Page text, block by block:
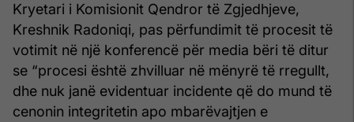
Kryetari i Komisionit Qendror të Zgjedhjeve,
Kreshnik Radoniqi, pas përfundimit të procesit të
votimit në një konferencë për media bëri të ditur
se “procesi është zhvilluar në mënyrë të rregullt,
dhe nuk janë evidentuar incidente që do mund të
cenonin integritetin apo mbarëvajtjen e